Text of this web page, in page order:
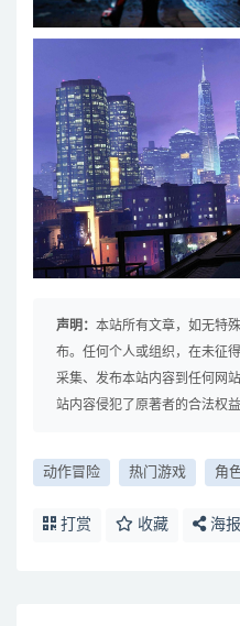
声明： 本站所有文章，如无特
布。任何个人或组织，在未征
采集、发布本站内容到任何网
站内容侵犯了原著者的合法权
动作冒险 热门游戏 角
打赏 收藏 海报